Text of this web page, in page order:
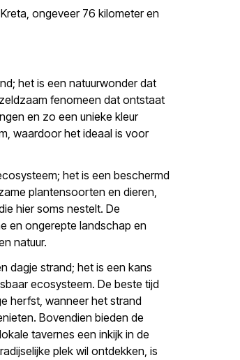
ongeveer 76 kilometer en
het is een natuurwonder dat
fenomeen dat ontstaat
en zo een unieke kleur
waardoor het ideaal is voor
het is een beschermd
plantensoorten en dieren,
hier soms nestelt. De
en ongerepte landschap en
natuur.
dagje strand; het is een kans
ecosysteem. De beste tijd
herfst, wanneer het strand
Bovendien bieden de
tavernes een inkijk in de
plek wil ontdekken, is